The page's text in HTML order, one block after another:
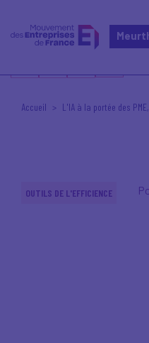
Accueil L'IA à la portée des
OUTILS DE L'EFFICIENCE